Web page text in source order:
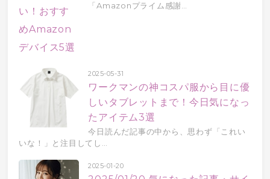
「Amazonプライム感謝…
2025-05-31
ワークマンの神コスパ服から目に優
しいタブレットまで！今日気になっ
たアイテム3選
今日読んだ記事の中から、思わず「これい
いな！」と注目してし…
2025-01-20